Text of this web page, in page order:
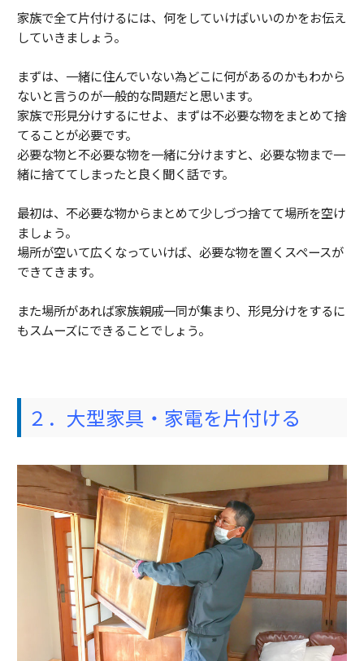
家族で全て片付けるには、何をしていけばいいのかをお伝え
していきましょう。
まずは、一緒に住んでいない為どこに何があるのかもわから
ないと言うのが一般的な問題だと思います。
家族で形見分けするにせよ、まずは不必要な物をまとめて捨
てることが必要です。
必要な物と不必要な物を一緒に分けますと、必要な物まで一
緒に捨ててしまったと良く聞く話です。
最初は、不必要な物からまとめて少しづつ捨てて場所を空け
ましょう。
場所が空いて広くなっていけば、必要な物を置くスペースが
できてきます。
また場所があれば家族親戚一同が集まり、形見分けをするに
もスムーズにできることでしょう。
２．大型家具・家電を片付ける